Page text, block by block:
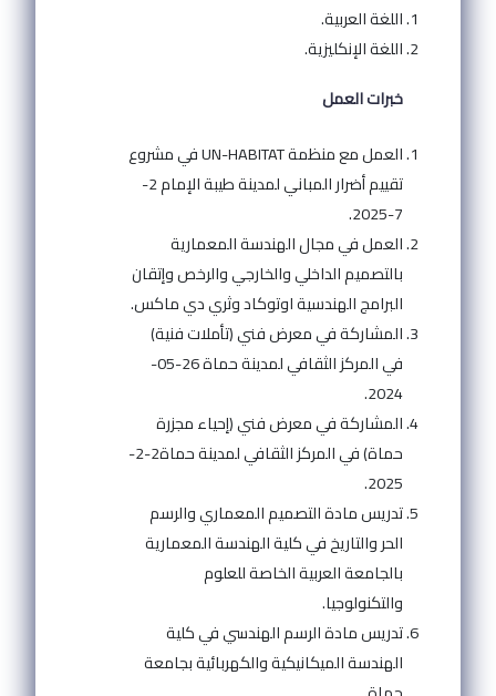
اللغة العربية.
اللغة الإنكليزية.
خبرات العمل
العمل مع منظمة UN-HABITAT في مشروع
تقييم أضرار المباني لمدينة طيبة الإمام 2-
7-2025.
العمل في مجال الهندسة المعمارية
بالتصميم الداخلي والخارجي والرخص وإتقان
البرامج الهندسية اوتوكاد وثري دي ماكس.
المشاركة في معرض فني (تأملات فنية)
في المركز الثقافي لمدينة حماة 26-05-
2024.
المشاركة في معرض فني (إحياء مجزرة
حماة) في المركز الثقافي لمدينة حماة2-2-
2025.
تدريس مادة التصميم المعماري والرسم
الحر والتاريخ في كلية الهندسة المعمارية
بالجامعة العربية الخاصة للعلوم
والتكنولوجيا.
تدريس مادة الرسم الهندسي في كلية
الهندسة الميكانيكية والكهربائية بجامعة